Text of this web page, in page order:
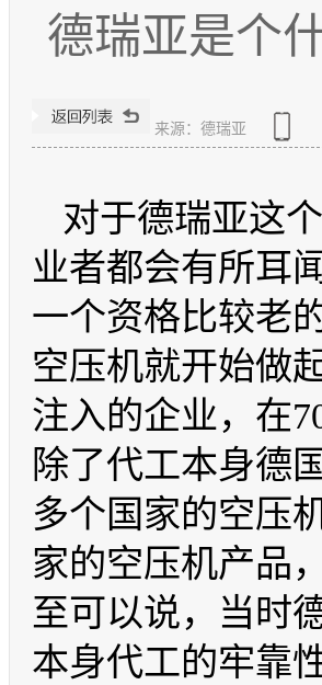
德瑞亚是个
来源：德瑞亚
对于德瑞亚这
业者都会有所耳
一个资格比较老
空压机就开始做
注入的企业，在
除了代工本身德
多个国家的空压
家的空压机产品
至可以说，当时
本身代工的牢靠